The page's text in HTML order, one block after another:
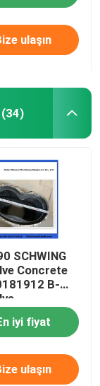
ulaşın
(34)
SCHWING
Concrete
B-
iyi fiyat
ulaşın